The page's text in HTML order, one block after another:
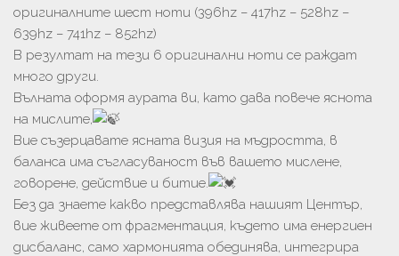
оригиналните шест ноти (396hz – 417hz – 528hz –
639hz – 741hz – 852hz)
В резултат на тези 6 оригинални ноти се раждат
много други.
Вълната оформя аурата ви, като дава повече яснота
на мислите,
Вие съзерцавате ясната визия на мъдростта, в
баланса има съгласуваност във вашето мислене,
говорене, действие и битие.
Без да знаете какво представлява нашият Център,
вие живеете от фрагментация, където има енергиен
дисбаланс, само хармонията обединява, интегрира